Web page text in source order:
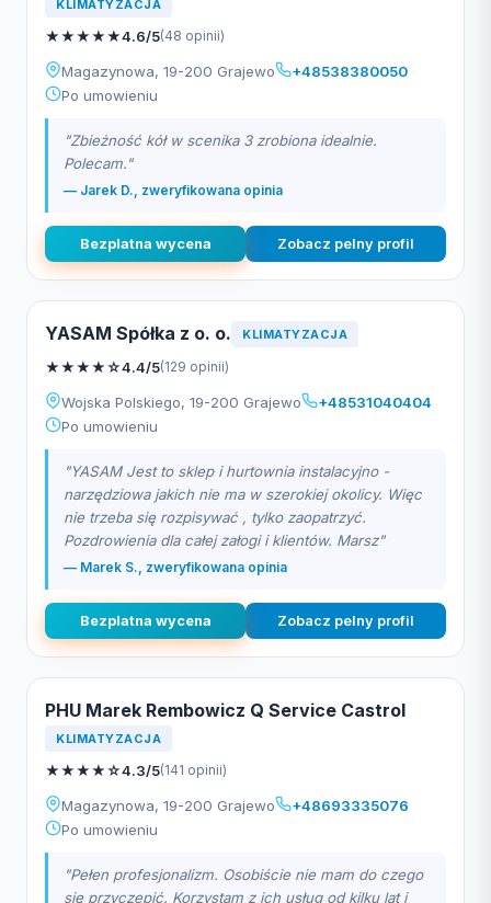
KLIMATYZACJA
★★★★★4.6/5(48 opinii)
Magazynowa, 19-200 Grajewo
+48538380050
Po umowieniu
"Zbieżność kół w scenika 3 zrobiona idealnie.
Polecam."
— Jarek D., zweryfikowana opinia
Bezplatna wycena Zobacz pelny profil
YASAM Spółka z o. o. KLIMATYZACJA
★★★★☆4.4/5(129 opinii)
Wojska Polskiego, 19-200 Grajewo
+48531040404
Po umowieniu
"YASAM Jest to sklep i hurtownia instalacyjno -
narzędziowa jakich nie ma w szerokiej okolicy. Więc
nie trzeba się rozpisywać , tylko zaopatrzyć.
Pozdrowienia dla całej załogi i klientów. Marsz"
— Marek S., zweryfikowana opinia
Bezplatna wycena Zobacz pelny profil
PHU Marek Rembowicz Q Service Castrol
KLIMATYZACJA
★★★★☆4.3/5(141 opinii)
Magazynowa, 19-200 Grajewo
+48693335076
Po umowieniu
"Pełen profesjonalizm. Osobiście nie mam do czego
się przyczepić. Korzystam z ich usług od kilku lat i